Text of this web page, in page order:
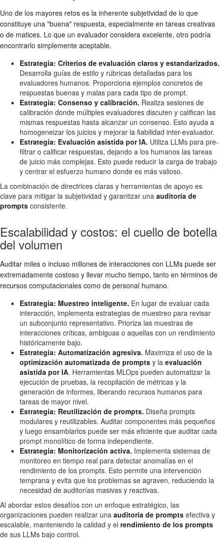
Uno de los mayores retos es la inherente subjetividad de lo que
constituye una "buena" respuesta, especialmente en tareas creativas
o de matices. Lo que un evaluador considera excelente, otro podría
encontrarlo simplemente aceptable.
Estrategia: Criterios de evaluación claros y estandarizados.
Desarrolla guías de estilo y rúbricas detalladas para los
evaluadores humanos. Proporciona ejemplos concretos de
respuestas buenas y malas para cada tipo de prompt.
Estrategia: Consenso y calibración. Realiza sesiones de
calibración donde múltiples evaluadores discuten y califican las
mismas respuestas hasta alcanzar un consenso. Esto ayuda a
homogeneizar los juicios y mejorar la fiabilidad inter-evaluador.
Estrategia: Evaluación asistida por IA. Utiliza LLMs para pre-
filtrar o calificar respuestas, dejando a los humanos las tareas
de juicio más complejas. Esto puede reducir la carga de trabajo
y centrar el esfuerzo humano donde es más valioso.
La combinación de directrices claras y herramientas de apoyo es
clave para mitigar la subjetividad y garantizar una auditoría de
prompts consistente.
Escalabilidad y costos: el cuello de botella
del volumen
Auditar miles o incluso millones de interacciones con LLMs puede ser
extremadamente costoso y llevar mucho tiempo, tanto en términos de
recursos computacionales como de personal humano.
Estrategia: Muestreo inteligente. En lugar de evaluar cada
interacción, implementa estrategias de muestreo para revisar
un subconjunto representativo. Prioriza las muestras de
interacciones críticas, ambiguas o aquellas con un rendimiento
históricamente bajo.
Estrategia: Automatización agresiva. Maximiza el uso de la
optimización automatizada de prompts y la evaluación
asistida por IA. Herramientas MLOps pueden automatizar la
ejecución de pruebas, la recopilación de métricas y la
generación de informes, liberando recursos humanos para
tareas de mayor nivel.
Estrategia: Reutilización de prompts. Diseña prompts
modulares y reutilizables. Auditar componentes más pequeños
y luego ensamblarlos puede ser más eficiente que auditar cada
prompt monolítico de forma independiente.
Estrategia: Monitorización activa. Implementa sistemas de
monitoreo en tiempo real para detectar anomalías en el
rendimiento de los prompts. Esto permite una intervención
temprana y evita que los problemas se agraven, reduciendo la
necesidad de auditorías masivas y reactivas.
Al abordar estos desafíos con un enfoque estratégico, las
organizaciones pueden realizar una auditoría de prompts efectiva y
escalable, manteniendo la calidad y el rendimiento de los prompts
de sus LLMs bajo control.